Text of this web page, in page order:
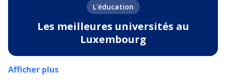
L'éducation
Les meilleures universités au
Luxembourg
Afficher plus